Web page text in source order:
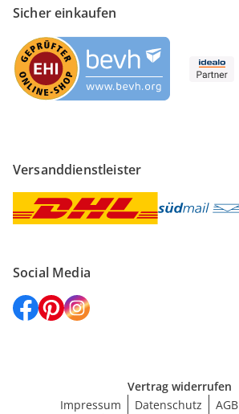
Sicher einkaufen
Versanddienstleister
Social Media
Vertrag widerrufen
Impressum
Datenschutz AGB